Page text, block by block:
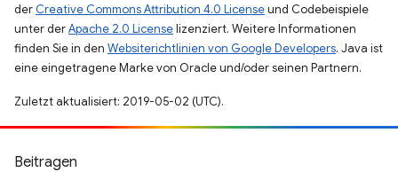
der Creative Commons Attribution 4.0 Licenseund Codebeispiele
unter derApache 2.0 Licenselizenziert. Weitere Informationen
finden Sie in den Websiterichtlinien von Google Developers. Java ist
eine eingetragene Marke von Oracle und/oder seinen Partnern.
Zuletzt aktualisiert: 2019-05-02 (UTC).
Beitragen